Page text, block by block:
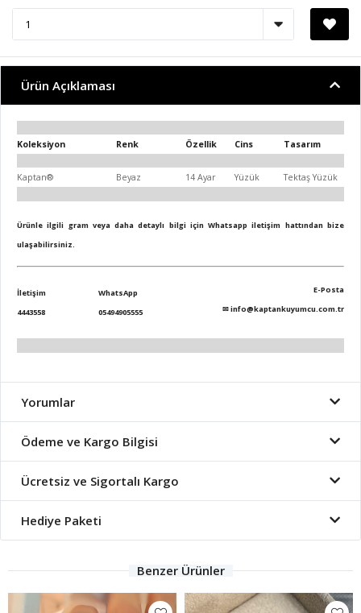
Ürün Açıklaması
Koleksiyon Renk Özellik Cins Tasarım
Kaptan® Beyaz 14 Ayar Yüzük Tektaş Yüzük
Ürünle ilgili gram veya daha detaylı bilgi için Whatsapp iletişim hattından bize
ulaşabilirsiniz.
İletişim
4443558
WhatsApp
05494905555
E-Posta
✉info@kaptankuyumcu.com.tr
Yorumlar
Ödeme ve Kargo Bilgisi
Ücretsiz ve Sigortalı Kargo
Hediye Paketi
Benzer Ürünler